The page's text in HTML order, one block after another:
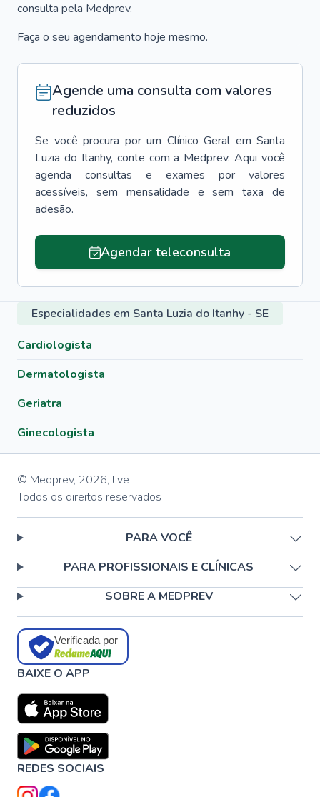
consulta pela Medprev.
Faça o seu agendamento hoje mesmo.
Agende uma consulta com valores
reduzidos
Se você procura por um Clínico Geral em Santa
Luzia do Itanhy, conte com a Medprev. Aqui você
agenda consultas e exames por valores
acessíveis, sem mensalidade e sem taxa de
adesão.
Agendar teleconsulta
Especialidades em Santa Luzia do Itanhy - SE
Cardiologista
Dermatologista
Geriatra
Ginecologista
© Medprev, 2026, live
Todos os direitos reservados
PARA VOCÊ
PARA PROFISSIONAIS E CLÍNICAS
SOBRE A MEDPREV
Verificada por
BAIXE O APP
REDES SOCIAIS